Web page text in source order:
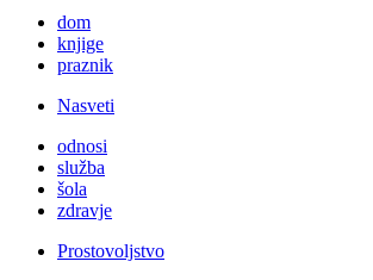
dom
knjige
praznik
Nasveti
odnosi
služba
šola
zdravje
Prostovoljstvo